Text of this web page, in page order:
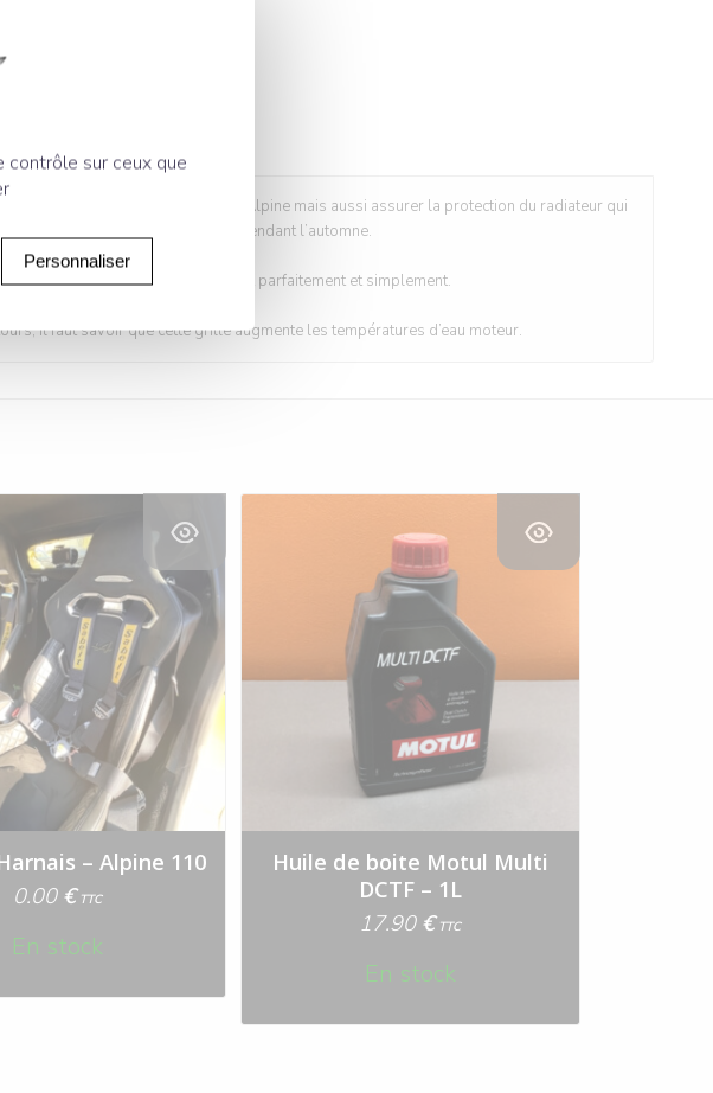
créer un look plus sportif à votre Alpine mais aussi assurer la protection du radiateur qui
résidus comme des feuilles pendant l’automne.
pare-chocs d’origine et s’adaptent parfaitement et simplement.
il faut savoir que cette grille augmente les températures d’eau moteur.
– Alpine 110
0.00 € TTC
En stock
Huile de boite Motul Multi
DCTF – 1L
17.90 € TTC
En stock
sur ceux que
Personnaliser